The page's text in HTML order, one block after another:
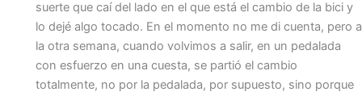
suerte que caí del lado en el que está el cambio de la bici y
lo dejé algo tocado. En el momento no me di cuenta, pero a
la otra semana, cuando volvimos a salir, en un pedalada
con esfuerzo en una cuesta, se partió el cambio
totalmente, no por la pedalada, por supuesto, sino porque